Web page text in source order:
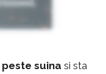
peste suina si sta